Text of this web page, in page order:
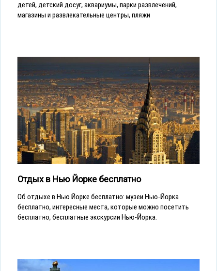
детей, детский досуг, аквариумы, парки развлечений,
магазины и развлекательные центры, пляжи
Отдых в Нью Йорке бесплатно
Об отдыхе в Нью Йорке бесплатно: музеи Нью-Йорка
бесплатно, интересные места, которые можно посетить
бесплатно, бесплатные экскурсии Нью-Йорка.